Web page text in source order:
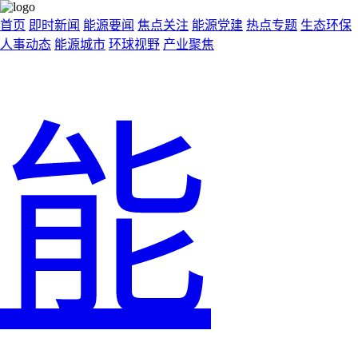
首页 即时新闻 能源要闻 焦点关注 能源党建 热点专题 生态环保
人事动态 能源城市 环球视野 产业聚焦
能